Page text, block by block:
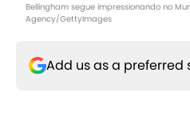
Bellingham segue impressionando no
Agency/GettyImages
Add us as a preferred